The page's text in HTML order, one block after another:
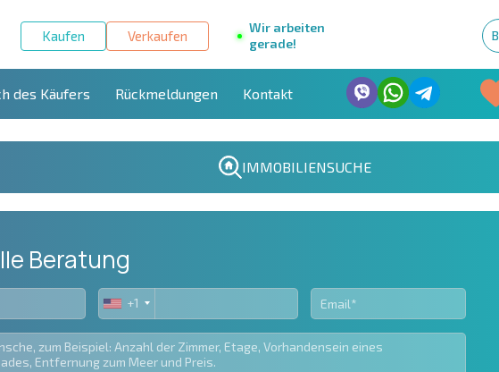
Kaufen Verkaufen
Wir arbeiten
gerade!
des Käufers Rückmeldungen Kontakt
IMMOBILIENSUCHE
Beratung
United
+1
+1